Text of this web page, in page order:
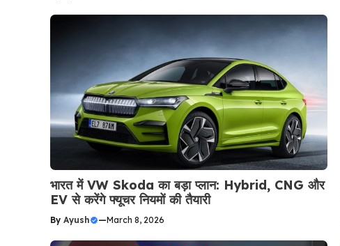
भारत में VW Skoda का बड़ा प्लान: Hybrid, CNG और
EV से करेंगे फ्यूचर नियमों की तैयारी
By Ayush —March 8, 2026